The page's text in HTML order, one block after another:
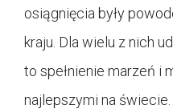
osiągnięcia były
kraju. Dla wielu z nich
to spełnienie marzeń i
najlepszymi na świecie.